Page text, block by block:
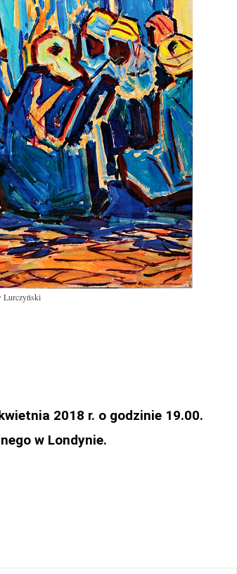
Lurczyński
2018 r. o godzinie 19.00.
w Londynie.